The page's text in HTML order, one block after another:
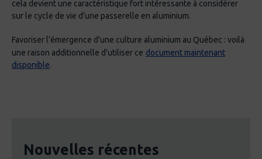
cela devient une caractéristique fort intéressante à considérer
sur le cycle de vie d’une passerelle en aluminium.
Favoriser l’émergence d’une culture aluminium au Québec : voilà
une raison additionnelle d’utiliser ce document maintenant
disponible.
Nouvelles récentes